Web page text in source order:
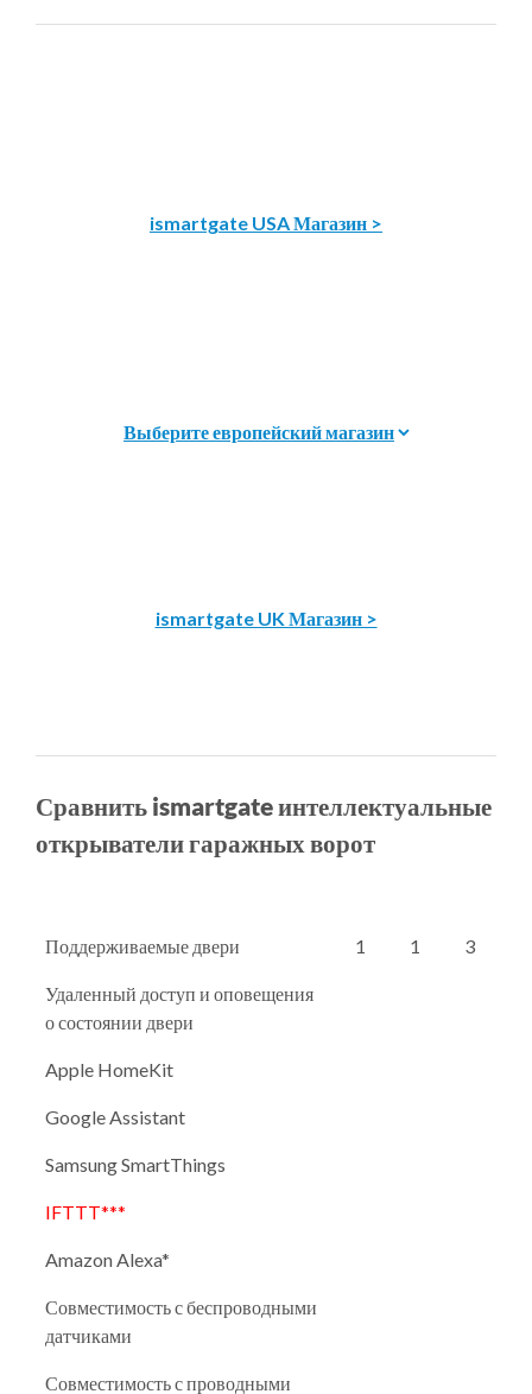
ismartgate USA Магазин >
ismartgate UK Магазин >
Сравнить ismartgate интеллектуальные
открыватели гаражных ворот
Поддерживаемые двери 1 1 3
Удаленный доступ и оповещения
о состоянии двери
Apple HomeKit
Google Assistant
Samsung SmartThings
IFTTT***
Amazon Alexa*
Совместимость с беспроводными
датчиками
Совместимость с проводными